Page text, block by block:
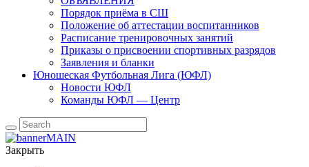
Порядок приёма в СШ
Положение об аттестации воспитанников
Расписание тренировочных занятий
Приказы о присвоении спортивных разрядов
Заявления и бланки
Юношеская Футбольная Лига (ЮФЛ)
Новости ЮФЛ
Команды ЮФЛ — Центр
Закрыть